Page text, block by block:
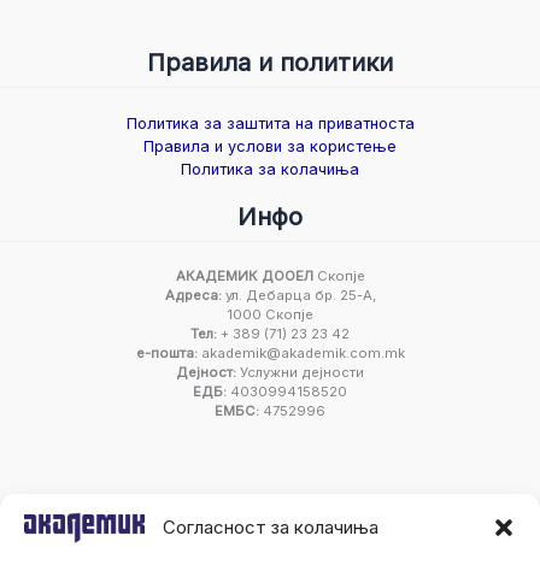
Согласност за колачиња
Правила и политики
Политика за заштита на приватноста
Правила и услови за користење
Политика за колачиња
Инфо
АКАДЕМИК ДООЕЛСкопје
Адреса:ул. Дебарца бр. 25-А,
1000 Скопје
Тел: + 389 (71) 23 23 42
е-пошта:akademik@akademik.com.mk
Дејност: Услужни дејности
ЕДБ: 4030994158520
ЕМБС: 4752996